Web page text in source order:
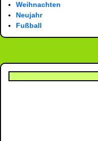
Weihnachten
Neujahr
Fußball